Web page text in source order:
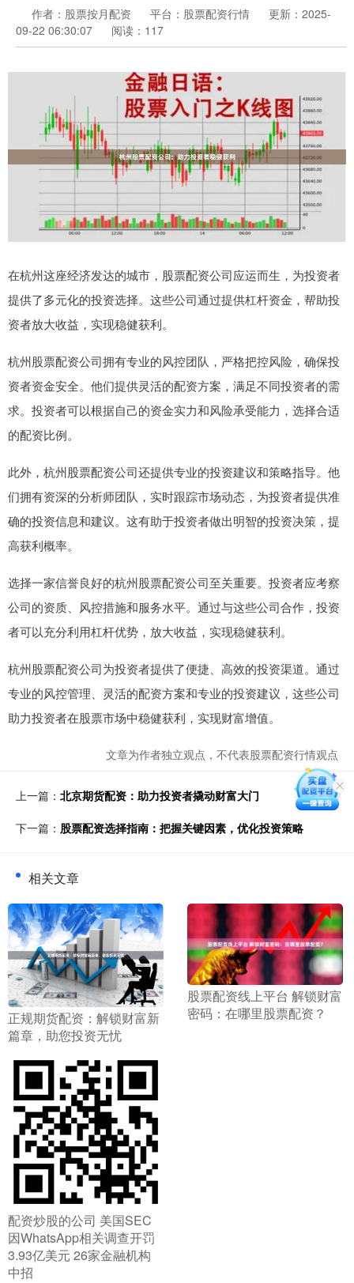
作者：股票按月配资 平台：股票配资行情
更新：2025-
09-22 06:30:07
阅读：117
在杭州这座经济发达的城市，股票配资公司应运而生，为投资者
提供了多元化的投资选择。这些公司通过提供杠杆资金，帮助投
资者放大收益，实现稳健获利。
杭州股票配资公司拥有专业的风控团队，严格把控风险，确保投
资者资金安全。他们提供灵活的配资方案，满足不同投资者的需
求。投资者可以根据自己的资金实力和风险承受能力，选择合适
的配资比例。
此外，杭州股票配资公司还提供专业的投资建议和策略指导。他
们拥有资深的分析师团队，实时跟踪市场动态，为投资者提供准
确的投资信息和建议。这有助于投资者做出明智的投资决策，提
高获利概率。
选择一家信誉良好的杭州股票配资公司至关重要。投资者应考察
公司的资质、风控措施和服务水平。通过与这些公司合作，投资
者可以充分利用杠杆优势，放大收益，实现稳健获利。
杭州股票配资公司为投资者提供了便捷、高效的投资渠道。通过
专业的风控管理、灵活的配资方案和专业的投资建议，这些公司
助力投资者在股票市场中稳健获利，实现财富增值。
文章为作者独立观点，不代表股票配资行情观点
上一篇： 北京期货配资：助力投资者撬动财富大门
下一篇： 股票配资选择指南：把握关键因素，优化投资策略
相关文章
​正规期货配资：解锁财富新
篇章，助您投资无忧
​股票配资线上平台 解锁财富
密码：在哪里股票配资？
​配资炒股的公司 美国SEC
因WhatsApp相关调查开罚
3.93亿美元 26家金融机构
中招